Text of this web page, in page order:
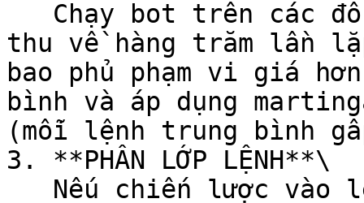
thu về hàng trăm lần
bao phủ phạm vi giá
bình và áp dụng
(mỗi lệnh trung bình
3. **PHÂN LỚP LỆNH**\